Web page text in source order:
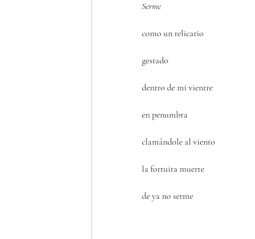
Serme
como un relicario
gestado
dentro de mi vientre
en penumbra
clamándole al viento
la fortuita muerte
de ya no serme